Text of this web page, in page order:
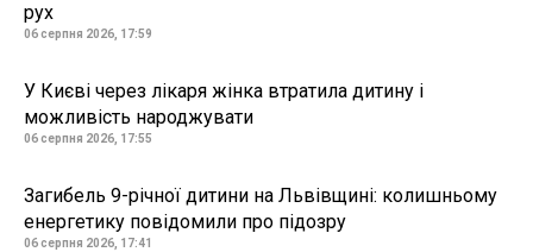
рух
06 серпня 2026, 17:59
У Києві через лікаря жінка втратила дитину і
можливість народжувати
06 серпня 2026, 17:55
Загибель 9-річної дитини на Львівщині: колишньому
енергетику повідомили про підозру
06 серпня 2026, 17:41